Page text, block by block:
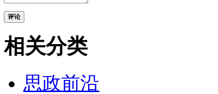
评论
相关分类
思政前沿